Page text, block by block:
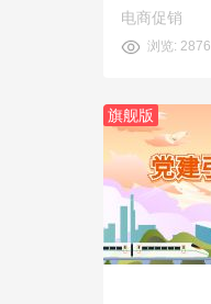
电商促销
浏览: 2876
旗舰版